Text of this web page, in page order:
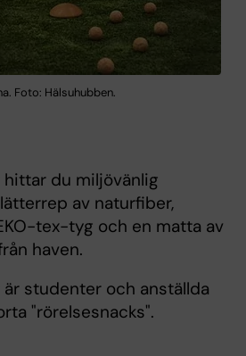
Foto: Hälsuhubben.
du miljövänlig
av naturfiber,
tex-tyg och en matta av
haven.
studenter och anställda
"rörelsesnacks".